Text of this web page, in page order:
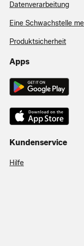
Datenverarbeitung
Eine Schwachstelle
Produktsicherheit
Apps
Kundenservice
Hilfe